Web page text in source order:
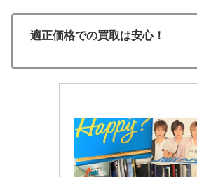
適正価格での買取は安心！